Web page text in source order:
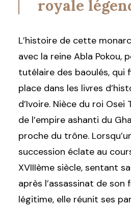
royale
L’histoire de cette
avec la reine Abla Pokou,
tutélaire des baoulés, qui
place dans les livres
d’Ivoire. Nièce du roi
de l’empire ashanti du
proche du trône.
succession éclate au
XVIIIème siècle, sentant
après l’assassinat de son
légitime, elle réunit ses